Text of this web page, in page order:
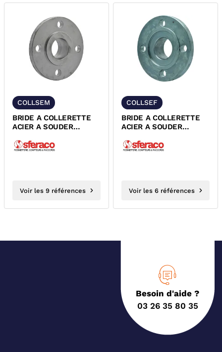
COLLSEM
BRIDE A COLLERETTE
ACIER A SOUDER
SIMPLE...
Voir les 9 références
COLLSEF
BRIDE A COLLERETTE
ACIER A SOUDER
SIMPLE...
Voir les 6 références
Besoin d'aide ?
03 26 35 80 35